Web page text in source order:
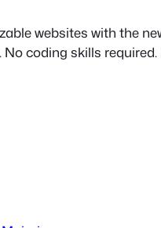
websites with the
coding skills